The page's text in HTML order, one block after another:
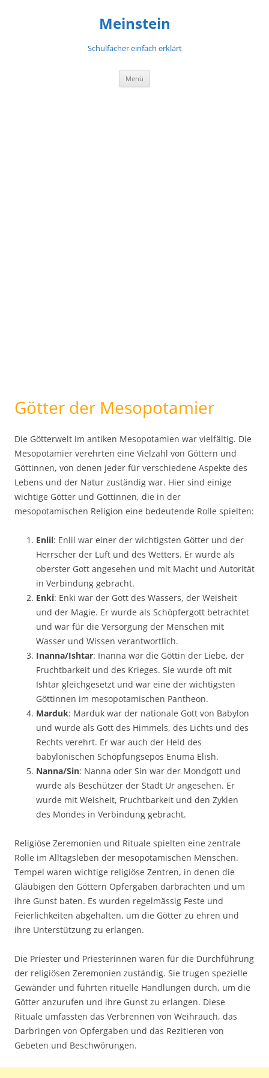
Meinstein
Schulfächer einfach erklärt
Menü
Götter der Mesopotamier
Die Götterwelt im antiken Mesopotamien war vielfältig. Die
Mesopotamier verehrten eine Vielzahl von Göttern und
Göttinnen, von denen jeder für verschiedene Aspekte des
Lebens und der Natur zuständig war. Hier sind einige
wichtige Götter und Göttinnen, die in der
mesopotamischen Religion eine bedeutende Rolle spielten:
Enlil: Enlil war einer der wichtigsten Götter und der
Herrscher der Luft und des Wetters. Er wurde als
oberster Gott angesehen und mit Macht und Autorität
in Verbindung gebracht.
Enki: Enki war der Gott des Wassers, der Weisheit
und der Magie. Er wurde als Schöpfergott betrachtet
und war für die Versorgung der Menschen mit
Wasser und Wissen verantwortlich.
Inanna/Ishtar: Inanna war die Göttin der Liebe, der
Fruchtbarkeit und des Krieges. Sie wurde oft mit
Ishtar gleichgesetzt und war eine der wichtigsten
Göttinnen im mesopotamischen Pantheon.
Marduk: Marduk war der nationale Gott von Babylon
und wurde als Gott des Himmels, des Lichts und des
Rechts verehrt. Er war auch der Held des
babylonischen Schöpfungsepos Enuma Elish.
Nanna/Sin: Nanna oder Sin war der Mondgott und
wurde als Beschützer der Stadt Ur angesehen. Er
wurde mit Weisheit, Fruchtbarkeit und den Zyklen
des Mondes in Verbindung gebracht.
Religiöse Zeremonien und Rituale spielten eine zentrale
Rolle im Alltagsleben der mesopotamischen Menschen.
Tempel waren wichtige religiöse Zentren, in denen die
Gläubigen den Göttern Opfergaben darbrachten und um
ihre Gunst baten. Es wurden regelmässig Feste und
Feierlichkeiten abgehalten, um die Götter zu ehren und
ihre Unterstützung zu erlangen.
Die Priester und Priesterinnen waren für die Durchführung
der religiösen Zeremonien zuständig. Sie trugen spezielle
Gewänder und führten rituelle Handlungen durch, um die
Götter anzurufen und ihre Gunst zu erlangen. Diese
Rituale umfassten das Verbrennen von Weihrauch, das
Darbringen von Opfergaben und das Rezitieren von
Gebeten und Beschwörungen.